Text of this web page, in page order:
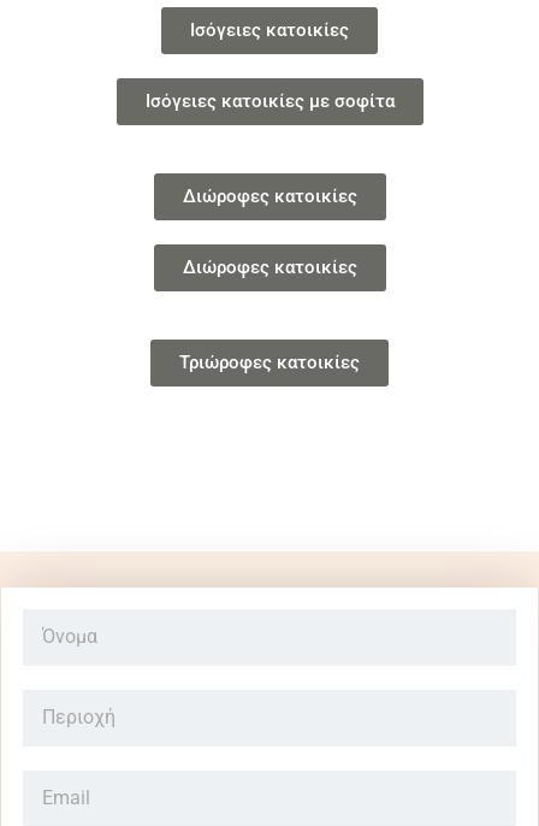
Ισόγειες κατοικίες
Ισόγειες κατοικίες με σοφίτα
Διώροφες κατοικίες
Διώροφες κατοικίες
Τριώροφες κατοικίες